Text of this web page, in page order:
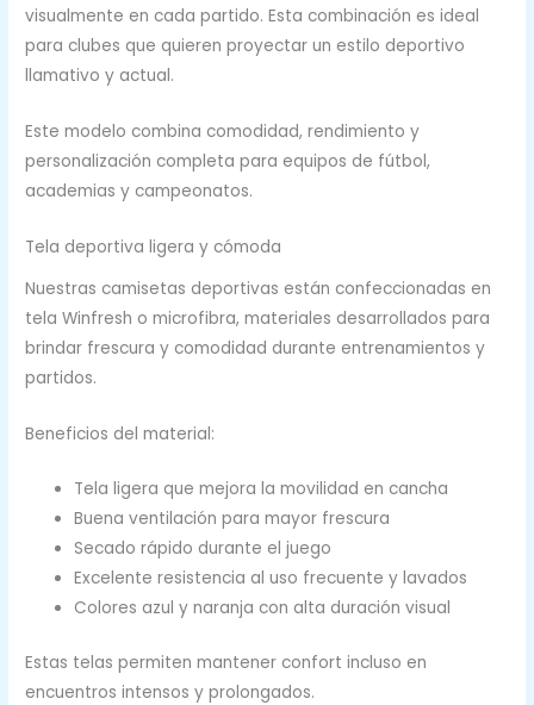
visualmente en cada partido. Esta combinación es ideal
para clubes que quieren proyectar un estilo deportivo
llamativo y actual.
Este modelo combina comodidad, rendimiento y
personalización completa para equipos de fútbol,
academias y campeonatos.
Tela deportiva ligera y cómoda
Nuestras camisetas deportivas están confeccionadas en
tela Winfresh o microfibra, materiales desarrollados para
brindar frescura y comodidad durante entrenamientos y
partidos.
Beneficios del material:
Tela ligera que mejora la movilidad en cancha
Buena ventilación para mayor frescura
Secado rápido durante el juego
Excelente resistencia al uso frecuente y lavados
Colores azul y naranja con alta duración visual
Estas telas permiten mantener confort incluso en
encuentros intensos y prolongados.